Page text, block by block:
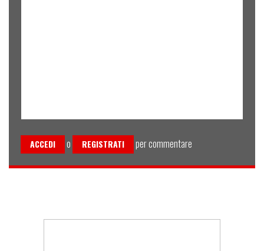
ACCEDI o REGISTRATI per commentare